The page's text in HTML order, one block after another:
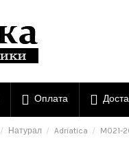
Оплата
Натурал Adriatica M021-